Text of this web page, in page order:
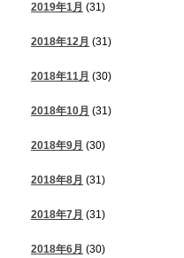
2019年1月 (31)
2018年12月 (31)
2018年11月 (30)
2018年10月 (31)
2018年9月 (30)
2018年8月 (31)
2018年7月 (31)
2018年6月 (30)